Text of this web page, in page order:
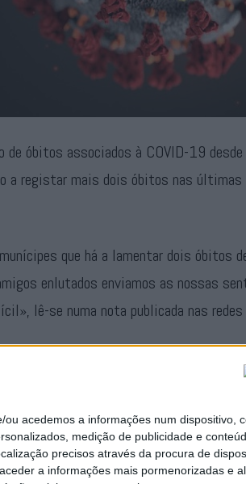
ou acedemos a informações num dispositivo,
medição de publicidade e
precisos através da procura de
a informações mais pormenorizadas e
de óbitos associados à COVID-19
a registar mais dois óbitos nas últimas
que há a lamentar dois óbitos
enlutados enviamos as nossas
lê-se numa nota publicada nas
e cinco óbitos.
Publicidade